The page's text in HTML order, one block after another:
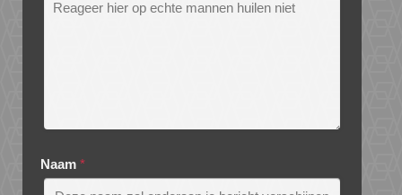
Naam *